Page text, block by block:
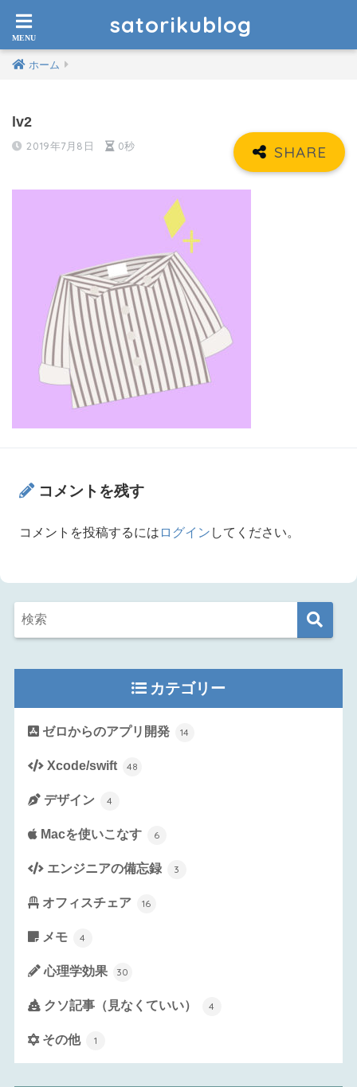
satorikublog
ホーム
lv2
2019年7月8日 0秒
コメントを残す
コメントを投稿するには ログイン してください。
カテゴリー
ゼロからのアプリ開発 14
Xcode/swift 48
デザイン 4
Macを使いこなす 6
エンジニアの備忘録 3
オフィスチェア 16
メモ 4
心理学効果 30
クソ記事（見なくていい） 4
その他 1